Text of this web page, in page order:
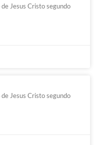
Jesus Cristo segundo
Jesus Cristo segundo